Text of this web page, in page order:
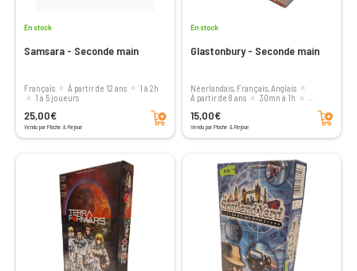
En stock
Samsara - Seconde main
Français à partir de 12 ans
1 à 2h
1 à 5 joueurs
25,00€
Vendu par Pioche & Rejoue
Ajouter au panier
En stock
Glastonbury - Seconde main
Néerlandais, Français, Anglais
à partir de 8 ans
30mn à 1h
15,00€
Vendu par Pioche & Rejoue
Ajouter au panier